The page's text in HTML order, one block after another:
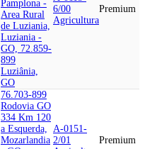
Pamplona -
Area Rural
de Luziania,
Luziania -
GO, 72.859-
899
Luziânia,
GO
6/00
Agricultura
Premium
76.703-899
Rodovia GO
334 Km 120
a Esquerda,
Mozarlandia
A-0151-
2/01
Premium